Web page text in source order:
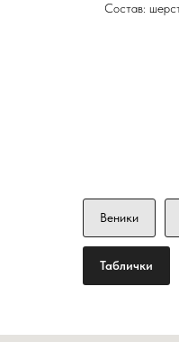
Состав:
Веники
Таблички